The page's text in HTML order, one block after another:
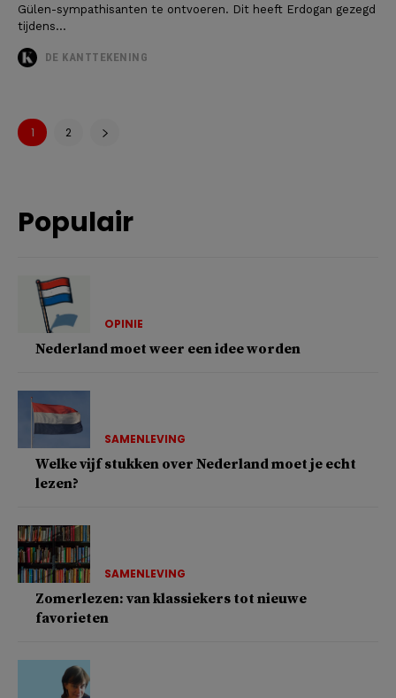
Gülen-sympathisanten te ontvoeren. Dit heeft Erdogan gezegd
tijdens...
DE KANTTEKENING
1 2
Populair
OPINIE
Nederland moet weer een idee worden
SAMENLEVING
Welke vijf stukken over Nederland moet je echt
lezen?
SAMENLEVING
Zomerlezen: van klassiekers tot nieuwe
favorieten